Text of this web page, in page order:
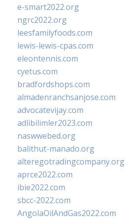
e-smart2022.org
ngrc2022.org
leesfamilyfoods.com
lewis-lewis-cpas.com
eleontennis.com
cyetus.com
bradfordshops.com
almadenranchsanjose.com
advocatevijay.com
adlibilimler2023.com
naswwebed.org
balithut-manado.org
alteregotradingcompany.org
aprce2022.com
ibie2022.com
sbcc-2022.com
AngolaOilAndGas2022.com